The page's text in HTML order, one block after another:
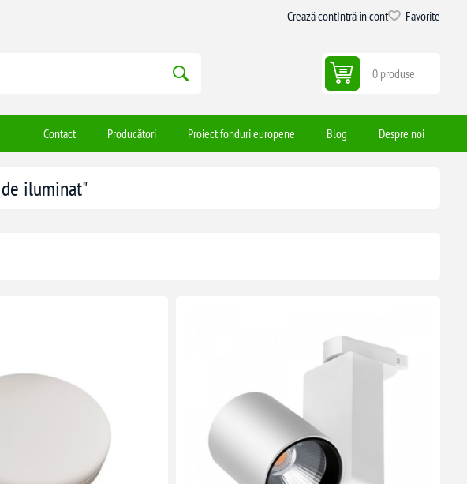
Crează contIntră în cont Favorite
0 produse
Contact Producători Proiect fonduri europene Blog Despre noi
iluminat"